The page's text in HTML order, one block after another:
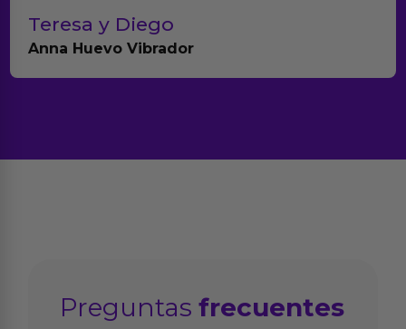
Teresa y Diego
Anna Huevo Vibrador
Preguntasfrecuentes